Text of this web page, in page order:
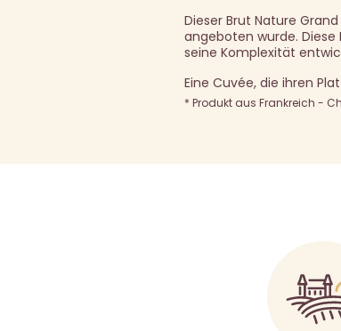
Dieser Brut Nature
angeboten wurde.
seine Komplexität
Eine Cuvée, die ihren
* Produkt aus Frankreich -